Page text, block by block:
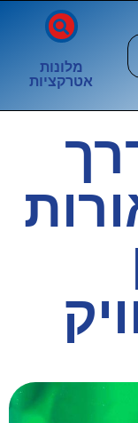
מלונות
אטרקציות